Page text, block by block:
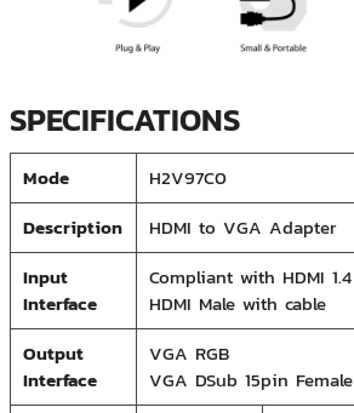
SPECIFICATIONS
Mode
H2V97C0
Description
HDMI to VGA Adapter
Input
Interface
Compliant with HDMI 1.4
HDMI Male with cable
Output
Interface
VGA RGB
VGA D­Sub 15­pin Female